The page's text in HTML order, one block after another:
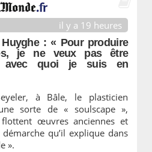
il y a 19 heures
: « Pour produire
je ne veux pas être
avec quoi je suis en
à Bâle, le plasticien
sorte de « soulscape »,
œuvres anciennes et
qu’il explique dans
».